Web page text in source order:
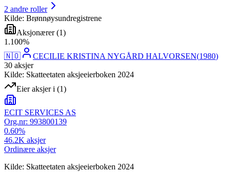
2 andre roller
Kilde: Brønnøysundregistrene
Aksjonærer(1)
1 .100%
🇳🇴
CECILIE KRISTINA NYGÅRD HALVORSEN(1980)
30 aksjer
Kilde: Skatteetaten aksjeeierboken 2024
Eier aksjer i (1)
ECIT SERVICES AS
Org.nr: 993800139
0.60%
46.2K aksjer
Ordinære aksjer
Kilde: Skatteetaten aksjeeierboken 2024